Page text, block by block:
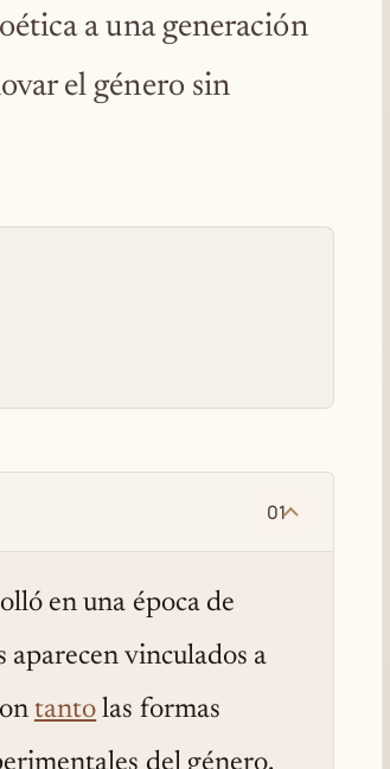
a una generación
el género sin
01
en una época de
vinculados a
tanto las formas
del género.